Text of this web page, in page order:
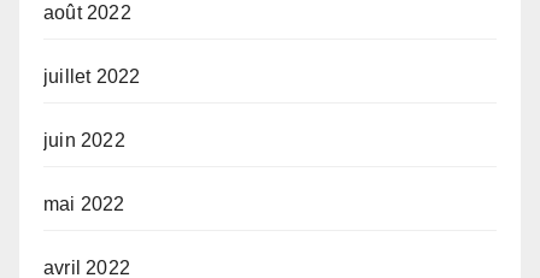
août 2022
juillet 2022
juin 2022
mai 2022
avril 2022